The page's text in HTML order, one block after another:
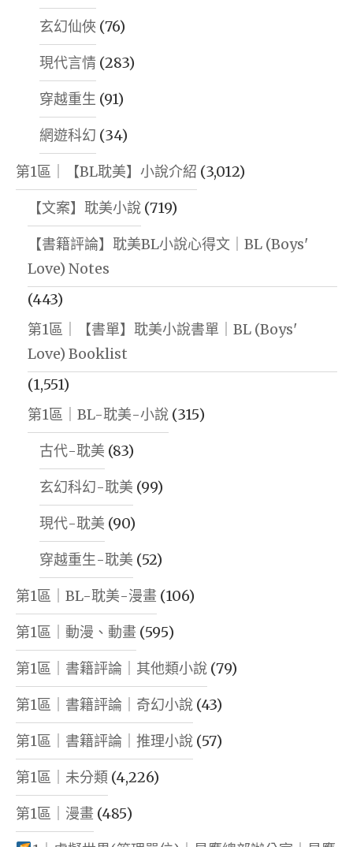
玄幻仙俠 (76)
現代言情 (283)
穿越重生 (91)
網遊科幻 (34)
第1區｜【BL耽美】小說介紹 (3,012)
【文案】耽美小說 (719)
【書籍評論】耽美BL小說心得文｜BL (Boys'
Love) Notes
(443)
第1區｜【書單】耽美小說書單｜BL (Boys'
Love) Booklist
(1,551)
第1區｜BL-耽美-小說 (315)
古代-耽美 (83)
玄幻科幻-耽美 (99)
現代-耽美 (90)
穿越重生-耽美 (52)
第1區｜BL-耽美-漫畫 (106)
第1區｜動漫、動畫 (595)
第1區｜書籍評論｜其他類小說 (79)
第1區｜書籍評論｜奇幻小說 (43)
第1區｜書籍評論｜推理小說 (57)
第1區｜未分類 (4,226)
第1區｜漫畫 (485)